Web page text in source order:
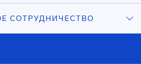
СОТРУДНИЧЕСТВО